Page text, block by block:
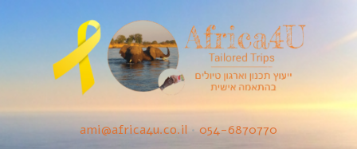
054-6870770
•
ami@africa4u.co.il